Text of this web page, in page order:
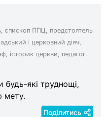
єпископ ППЦ, предстоятель
і церковний діяч,
історик церкви, педагог.
які труднощі,
мету.
Поділитись